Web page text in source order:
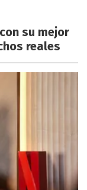
su mejor
reales